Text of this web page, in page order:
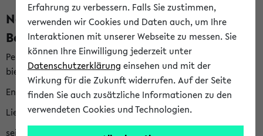
Nachhaltigkeitspreis 2026:
Bewerbungsphase gestartet (06.08.26)
Per E-Mail eingestellt von nachhaltigkeitsbuero@uni-
bielefeld.de an den Verteiler 'Alle Studierenden':
English version below
Liebe Studierende,
seit 2023 verleiht das Rektorat der Universität Bielefeld
Erfahrung zu verbessern. Falls Sie zustimmen,
verwenden wir Cookies und Daten auch, um Ihre
Interaktionen mit unserer Webseite zu messen. Sie
können Ihre Einwilligung jederzeit unter
Datenschutzerklärung einsehen und mit der
Wirkung für die Zukunft widerrufen. Auf der Seite
finden Sie auch zusätzliche Informationen zu den
verwendeten Cookies und Technologien.